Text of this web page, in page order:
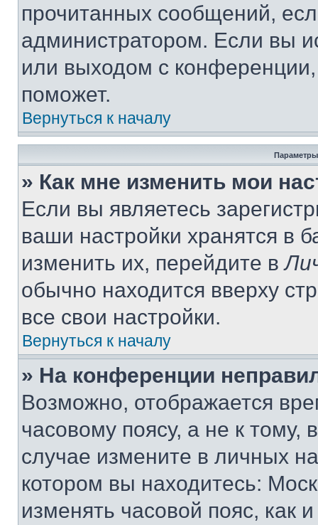
прочитанных сообщений,
администратором. Если вы
или выходом с
поможет.
Вернуться к началу
Параметры
» Как мне изменить мои
Если вы являетесь
ваши настройки хранятся в
изменить их, перейдите в
обычно находится вверху
все свои настройки.
Вернуться к началу
» На конференции
Возможно, отображается
часовому поясу, а не к тому,
случае измените в личных
котором вы находитесь:
изменять часовой пояс, как